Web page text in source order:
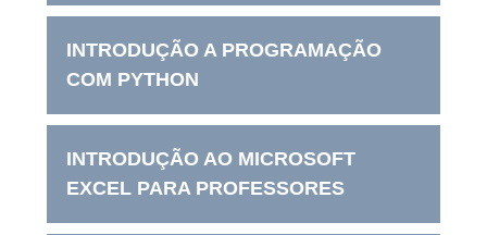
INTRODUÇÃO A PROGRAMAÇÃO
COM PYTHON
INTRODUÇÃO AO MICROSOFT
EXCEL PARA PROFESSORES